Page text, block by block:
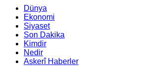
Dünya
Ekonomi
Siyaset
Son Dakika
Kimdir
Nedir
Askerî Haberler